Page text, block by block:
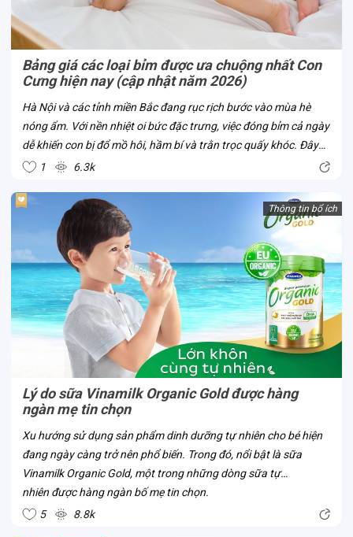
Bảng giá các loại bỉm được ưa chuộng nhất Con
Cưng hiện nay (cập nhật năm 2026)
Hà Nội và các tỉnh miền Bắc đang rục rịch bước vào mùa hè
nóng ẩm. Với nền nhiệt oi bức đặc trưng, việc đóng bỉm cả ngày
dễ khiến con bị đổ mồ hôi, hầm bí và trằn trọc quấy khóc. Đây
chính là thời điểm chuẩn nhất để mẹ cân nhắc đổi bỉm từ dày
1 6.3k
Thông tin bổ ích
Lý do sữa Vinamilk Organic Gold được hàng
ngàn mẹ tin chọn
Xu hướng sử dụng sản phẩm dinh dưỡng tự nhiên cho bé hiện
đang ngày càng trở nên phổ biến. Trong đó, nổi bật là sữa
Vinamilk Organic Gold, một trong những dòng sữa tự
nhiên được hàng ngàn bố mẹ tin chọn.
5
8.8k